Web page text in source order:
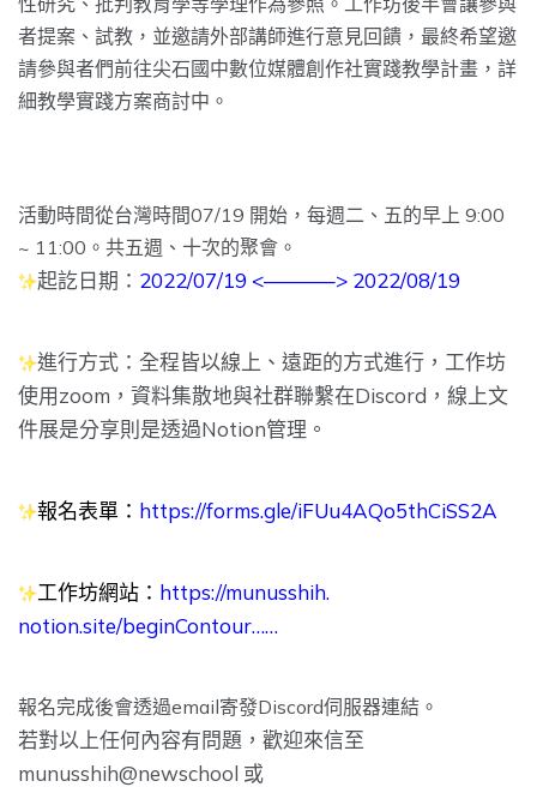
者提案、試教，並邀請外部講師進行意見回饋， 最終希望邀
請參與者們前往尖石國中數位媒體創作社實踐教學計畫， 詳
細教學實踐方案商討中。
活動時間從台灣時間07/19 開始，每週二、五的早上 9:00
~ 11:00。共五週、十次的聚會。
起訖日期： 2022/07/19 <———–> 2022/08/19
進行方式：全程皆以線上、遠距的方式進行，工作坊
使用zoom，資料集散地與社群聯繫在Discord，線上文
件展是分享則是透過Notion管理。
報名表單： https://forms.gle/iFUu4AQo5thCiSS2A
工作坊網站： https://munusshih.
notion.site/beginContour……
報名完成後會透過email寄發Discord伺服器連結。
若對以上任何內容有問題，歡迎來信至
munusshih@newschool 或